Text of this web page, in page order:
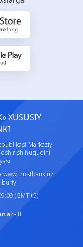
ХUSUSIY
Markaziy
huquqini
www.trustbank.uz
(GMT+5)
- 0